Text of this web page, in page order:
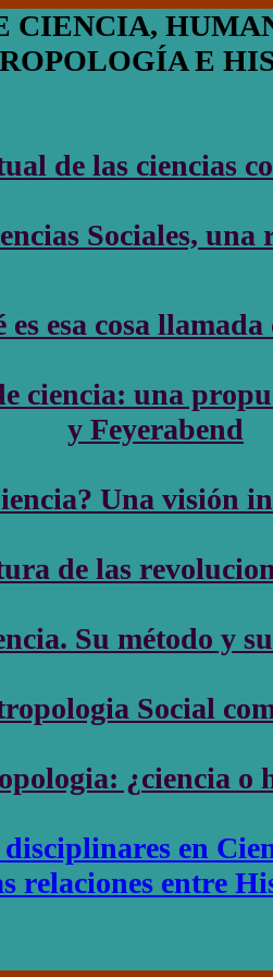
CIENCIA,
E
de las ciencias
Sociales,
es esa cosa
ciencia: una
y Feyerabend
Una visión
de las
Su método y
Social
¿ciencia o
en
relaciones entre